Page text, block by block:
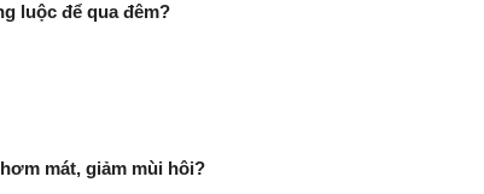
luộc để qua đêm?
mát, giảm mùi hôi?